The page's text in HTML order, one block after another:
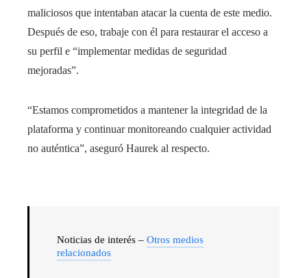
maliciosos que intentaban atacar la cuenta de este medio.
Después de eso, trabaje con él para restaurar el acceso a
su perfil e “implementar medidas de seguridad
mejoradas”.
“Estamos comprometidos a mantener la integridad de la
plataforma y continuar monitoreando cualquier actividad
no auténtica”, aseguró Haurek al respecto.
Noticias de interés – Otros medios
relacionados